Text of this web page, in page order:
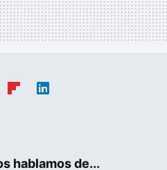
hablamos de...